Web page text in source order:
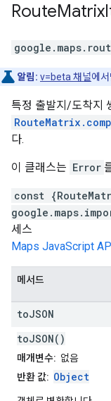
RouteMatrix
알림: v=beta 채널에
특정 출발지/도착지
다.
이 클래스는 Error
const
세스
Maps JavaScript
메서드
toJSON
toJSON()
매개변수: 없음
반환 값: Object